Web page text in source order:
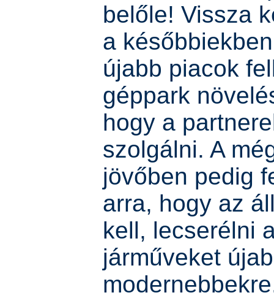
belőle! Vissza
a
újabb piacok
géppark
hogy a
szolgálni. A
jövőben pedig
arra, hogy az
kell, lecserélni
járműveket